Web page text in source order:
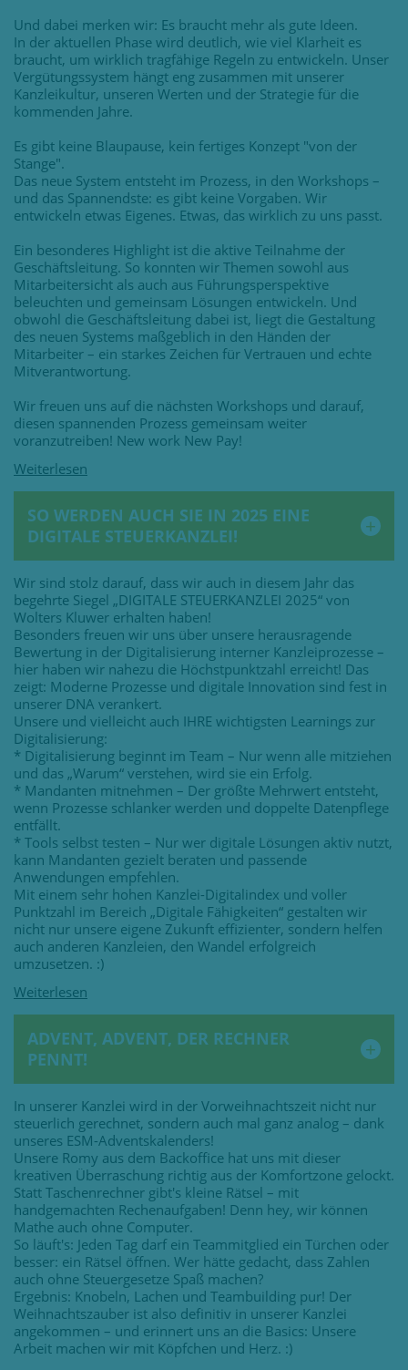
Und dabei merken wir: Es braucht mehr als gute Ideen.
In der aktuellen Phase wird deutlich, wie viel Klarheit es
braucht, um wirklich tragfähige Regeln zu entwickeln. Unser
Vergütungssystem hängt eng zusammen mit unserer
Kanzleikultur, unseren Werten und der Strategie für die
kommenden Jahre.
Es gibt keine Blaupause, kein fertiges Konzept "von der
Stange".
Das neue System entsteht im Prozess, in den Workshops –
und das Spannendste: es gibt keine Vorgaben. Wir
entwickeln etwas Eigenes. Etwas, das wirklich zu uns passt.
Ein besonderes Highlight ist die aktive Teilnahme der
Geschäftsleitung. So konnten wir Themen sowohl aus
Mitarbeitersicht als auch aus Führungsperspektive
beleuchten und gemeinsam Lösungen entwickeln. Und
obwohl die Geschäftsleitung dabei ist, liegt die Gestaltung
des neuen Systems maßgeblich in den Händen der
Mitarbeiter – ein starkes Zeichen für Vertrauen und echte
Mitverantwortung.
Wir freuen uns auf die nächsten Workshops und darauf,
diesen spannenden Prozess gemeinsam weiter
voranzutreiben! New work New Pay!
SO WERDEN AUCH SIE IN 2025 EINE
DIGITALE STEUERKANZLEI!
Wir sind stolz darauf, dass wir auch in diesem Jahr das
begehrte Siegel „DIGITALE STEUERKANZLEI 2025“ von
Wolters Kluwer erhalten haben!
Besonders freuen wir uns über unsere herausragende
Bewertung in der Digitalisierung interner Kanzleiprozesse –
hier haben wir nahezu die Höchstpunktzahl erreicht! Das
zeigt: Moderne Prozesse und digitale Innovation sind fest in
unserer DNA verankert.
Unsere und vielleicht auch IHRE wichtigsten Learnings zur
Digitalisierung:
* Digitalisierung beginnt im Team – Nur wenn alle mitziehen
und das „Warum“ verstehen, wird sie ein Erfolg.
* Mandanten mitnehmen – Der größte Mehrwert entsteht,
wenn Prozesse schlanker werden und doppelte Datenpflege
entfällt.
* Tools selbst testen – Nur wer digitale Lösungen aktiv nutzt,
kann Mandanten gezielt beraten und passende
Anwendungen empfehlen.
Mit einem sehr hohen Kanzlei-Digitalindex und voller
Punktzahl im Bereich „Digitale Fähigkeiten“ gestalten wir
nicht nur unsere eigene Zukunft effizienter, sondern helfen
auch anderen Kanzleien, den Wandel erfolgreich
umzusetzen. :)
ADVENT, ADVENT, DER RECHNER
PENNT!
In unserer Kanzlei wird in der Vorweihnachtszeit nicht nur
steuerlich gerechnet, sondern auch mal ganz analog – dank
unseres ESM-Adventskalenders!
Unsere Romy aus dem Backoffice hat uns mit dieser
kreativen Überraschung richtig aus der Komfortzone gelockt.
Statt Taschenrechner gibt's kleine Rätsel – mit
handgemachten Rechenaufgaben! Denn hey, wir können
Mathe auch ohne Computer.
So läuft's: Jeden Tag darf ein Teammitglied ein Türchen oder
besser: ein Rätsel öffnen. Wer hätte gedacht, dass Zahlen
auch ohne Steuergesetze Spaß machen?
Ergebnis: Knobeln, Lachen und Teambuilding pur! Der
Weihnachtszauber ist also definitiv in unserer Kanzlei
angekommen – und erinnert uns an die Basics: Unsere
Arbeit machen wir mit Köpfchen und Herz. :)